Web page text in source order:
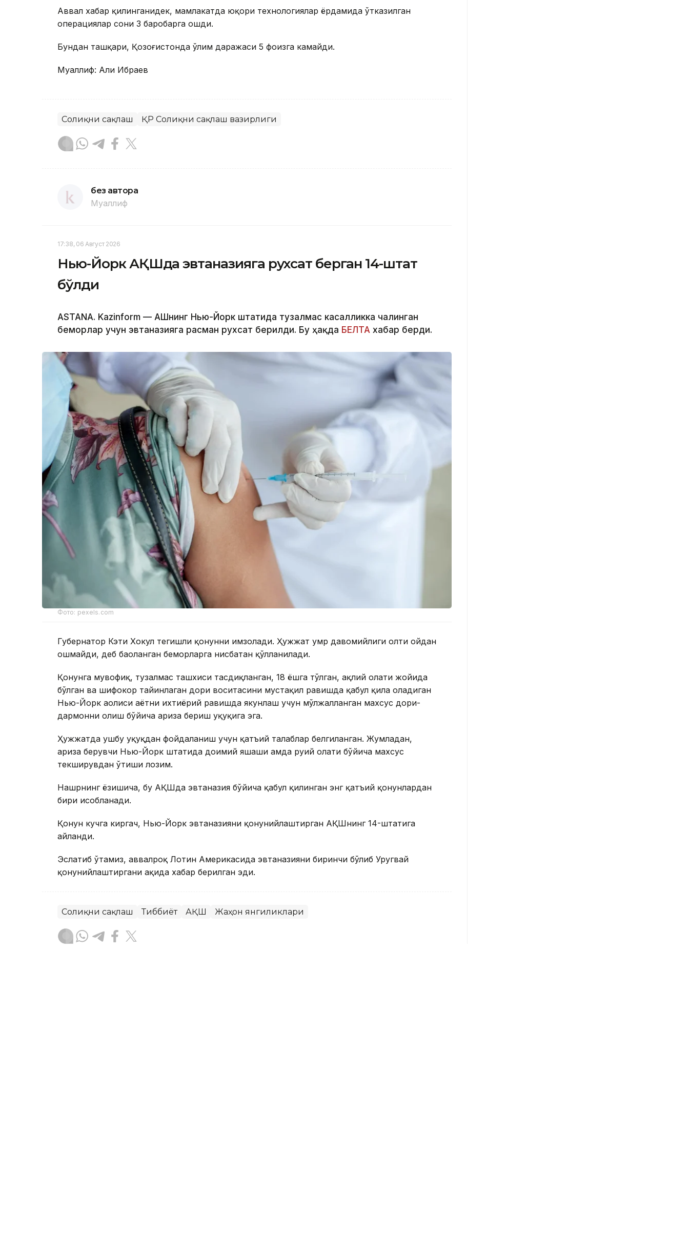
Аввал хабар қилинганидек, мамлакатда юқори технологиялар ёрдамида ўтказилган
операциялар сони 3 баробарга ошди.
Бундан ташқари, Қозоғистонда ўлим даражаси 5 фоизга камайди.
Муаллиф: Али Ибраев
Соғлиқни сақлаш ҚР Соғлиқни сақлаш вазирлиги
без автора
Муаллиф
17:38, 06 Август 2026
Нью-Йорк АҚШда эвтаназияга рухсат берган 14-штат
бўлди
ASTANA. Kazinform — АҚШнинг Нью-Йорк штатида тузалмас касалликка чалинган
беморлар учун эвтаназияга расман рухсат берилди. Бу ҳақда БЕЛТА хабар берди.
Фото: pexels.com
Губернатор Кэти Хокул тегишли қонунни имзолади. Ҳужжат умр давомийлиги олти ойдан
ошмайди, деб баҳоланган беморларга нисбатан қўлланилади.
Қонунга мувофиқ, тузалмас ташхиси тасдиқланган, 18 ёшга тўлган, ақлий ҳолати жойида
бўлган ва шифокор тайинлаган дори воситасини мустақил равишда қабул қила оладиган
Нью-Йорк аҳолиси ҳаётни ихтиёрий равишда якунлаш учун мўлжалланган махсус дори-
дармонни олиш бўйича ариза бериш ҳуқуқига эга.
Ҳужжатда ушбу ҳуқуқдан фойдаланиш учун қатъий талаблар белгиланган. Жумладан,
ариза берувчи Нью-Йорк штатида доимий яшаши ҳамда руҳий ҳолати бўйича махсус
текширувдан ўтиши лозим.
Нашрнинг ёзишича, бу АҚШда эвтаназия бўйича қабул қилинган энг қатъий қонунлардан
бири ҳисобланади.
Қонун кучга киргач, Нью-Йорк эвтаназияни қонунийлаштирган АҚШнинг 14-штатига
айланди.
Эслатиб ўтамиз, аввалроқ Лотин Америкасида эвтаназияни биринчи бўлиб Уругвай
қонунийлаштиргани ҳақида хабар берилган эди.
Соғлиқни сақлаш Тиббиёт АҚШ Жаҳон янгиликлари